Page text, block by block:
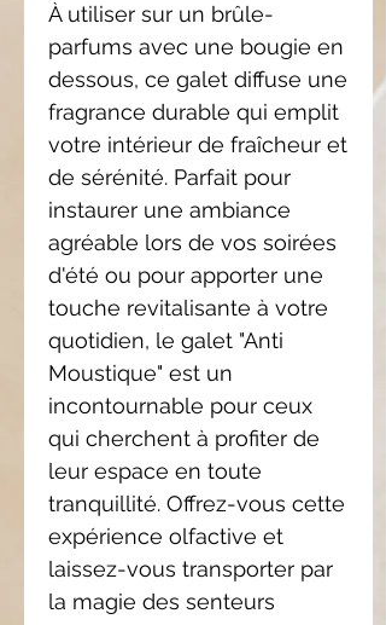
À utiliser sur un brûle-
parfums avec une bougie en
dessous, ce galet diffuse une
fragrance durable qui emplit
votre intérieur de fraîcheur et
de sérénité. Parfait pour
instaurer une ambiance
agréable lors de vos soirées
d'été ou pour apporter une
touche revitalisante à votre
quotidien, le galet "Anti
Moustique" est un
incontournable pour ceux
qui cherchent à profiter de
leur espace en toute
tranquillité. Offrez-vous cette
expérience olfactive et
laissez-vous transporter par
la magie des senteurs